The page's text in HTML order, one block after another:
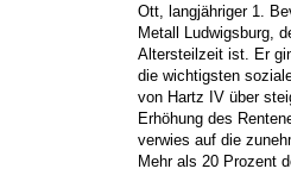
Ott, langjähriger 1.
Metall Ludwigsburg,
Altersteilzeit ist. Er
die wichtigsten
von Hartz IV über
Erhöhung des
verwies auf die
Mehr als 20 Prozent